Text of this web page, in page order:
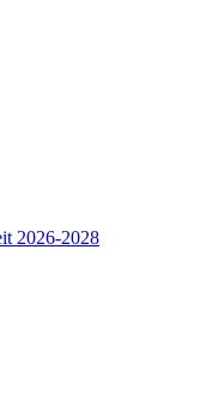
2026-2028